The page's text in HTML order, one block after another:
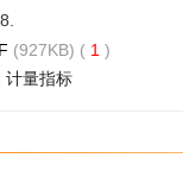
(927KB) ( 1 )
计量指标